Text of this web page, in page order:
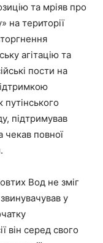
та мріяв про
на території
агітацію та
пости на
путінського
підтримував
чекав повної
Вод не зміг
у
він серед свого